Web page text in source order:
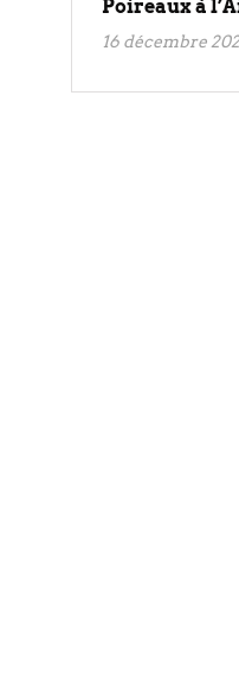
Poireaux à
16 décembre